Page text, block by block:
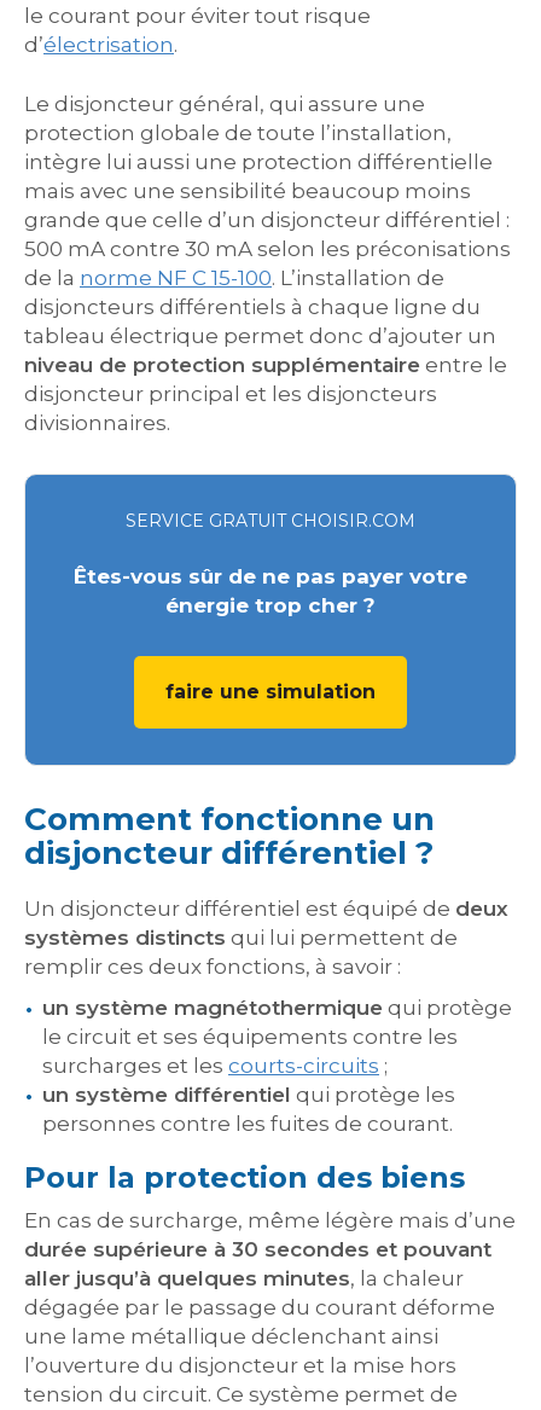
le courant pour éviter tout risque
d’électrisation.
Le disjoncteur général, qui assure une
protection globale de toute l’installation,
intègre lui aussi une protection différentielle
mais avec une sensibilité beaucoup moins
grande que celle d’un disjoncteur différentiel :
500 mA contre 30 mA selon les préconisations
de la norme NF C 15-100. L’installation de
disjoncteurs différentiels à chaque ligne du
tableau électrique permet donc d’ajouter un
niveau de protection supplémentaire entre le
disjoncteur principal et les disjoncteurs
divisionnaires.
SERVICE GRATUIT CHOISIR.COM
Êtes-vous sûr de ne pas payer votre
énergie trop cher ?
faire une simulation
Comment fonctionne un
disjoncteur différentiel ?
Un disjoncteur différentiel est équipé de deux
systèmes distincts qui lui permettent de
remplir ces deux fonctions, à savoir :
un système magnétothermique qui protège
le circuit et ses équipements contre les
surcharges et les courts-circuits ;
un système différentiel qui protège les
personnes contre les fuites de courant.
Pour la protection des biens
En cas de surcharge, même légère mais d’une
durée supérieure à 30 secondes et pouvant
aller jusqu’à quelques minutes, la chaleur
dégagée par le passage du courant déforme
une lame métallique déclenchant ainsi
l’ouverture du disjoncteur et la mise hors
tension du circuit. Ce système permet de